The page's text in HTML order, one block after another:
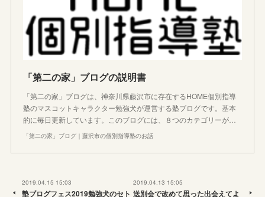
「第二の家」ブログの説明書
「第二の家」ブログは、神奈川県藤沢市に存在するHOME個別指導
塾のマスコットキャラクター勉強犬が運営する塾ブログです。基本
的に毎日更新しています。このブログには、８つのカテゴリーが…
「第二の家」ブログ｜藤沢市の個別指導塾のお話
2019.04.15 15:03
塾ブログフェス2019勉強犬のセト
2019.04.13 15:05
送別会で改めて思った出会えてよ